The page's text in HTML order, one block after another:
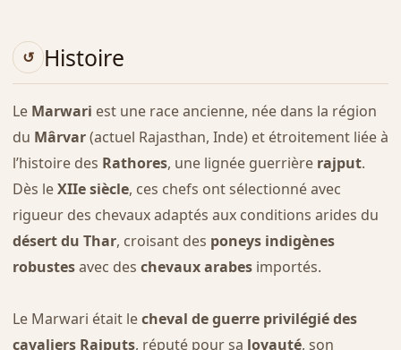
Histoire
Le Marwari est une race ancienne, née dans la région
du Mârvar(actuel Rajasthan, Inde) et étroitement liée à
l’histoire des Rathores, une lignée guerrière rajput.
Dès leXIIe siècle, ces chefs ont sélectionné avec
rigueur des chevaux adaptés aux conditions arides du
désert du Thar, croisant des poneys indigènes
robustesavec des chevaux arabesimportés.
Le Marwari était lecheval de guerre privilégié des
cavaliers Rajputs, réputé pour sa loyauté, son